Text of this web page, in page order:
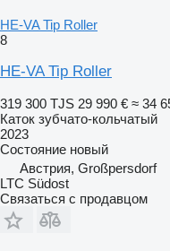
HE-VA Tip Roller
8
HE-VA Tip Roller
319 300 TJS 29 990 € ≈ 34
Каток зубчато-кольчатый
2023
Состояние новый
Австрия, Großpersdorf
LTC Südost
Связаться с продавцом